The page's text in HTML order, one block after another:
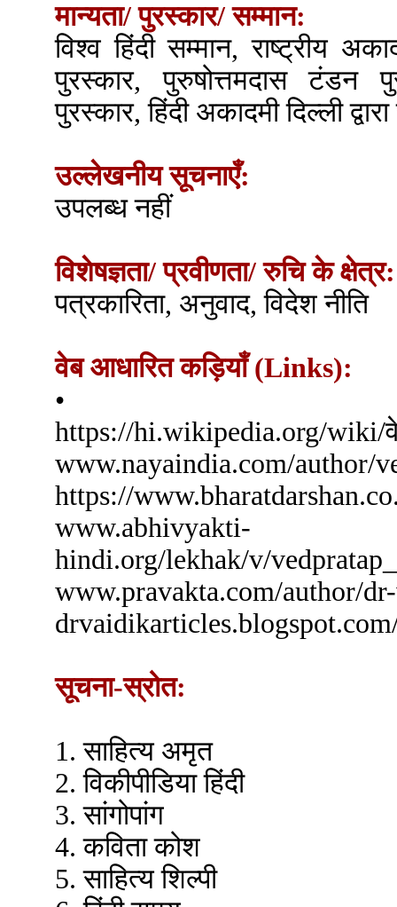
मान्यता/ पुरस्कार/ सम्मान:
विश्व हिंदी सम्मान, राष्ट्रीय
पुरस्कार, पुरुषोत्तमदास टंडन
पुरस्कार, हिंदी अकादमी दिल्ली
उल्लेखनीय सूचनाएँ:
उपलब्ध नहीं
विशेषज्ञता/ प्रवीणता/ रुचि के क्षेत्र:
पत्रकारिता, अनुवाद, विदेश नीति
वेब आधारित कड़ियाँ (Links):
•
https://hi.wikipedia.org/
www.nayaindia.com/author/
https://
www.abhivyakti-
hindi.org/lekhak/v/
www.pravakta.com/
सूचना-स्रोत:
1. साहित्य अमृत
2. विकीपीडिया हिंदी
3. सांगोपांग
4. कविता कोश
5. साहित्य शिल्पी